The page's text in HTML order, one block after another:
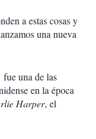
a estas cosas y
una nueva
una de las
en la época
Harper, el